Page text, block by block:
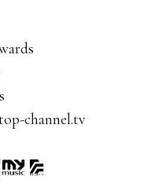
channel.tv